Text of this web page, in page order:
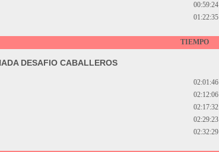
00:59:24
01:22:35
TIEMPO
DESAFIO CABALLEROS
02:01:46
02:12:06
02:17:32
02:29:23
02:32:29